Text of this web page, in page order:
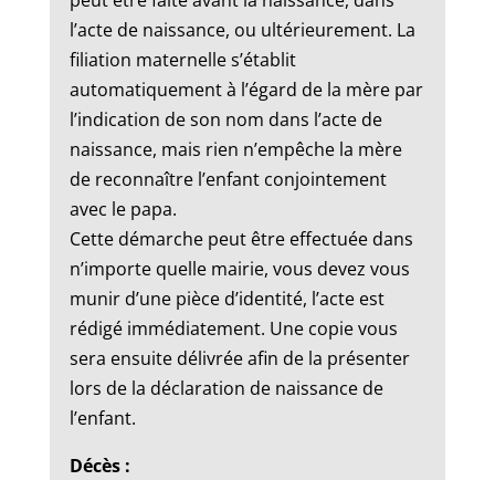
l’acte de naissance, ou ultérieurement. La
filiation maternelle s’établit
automatiquement à l’égard de la mère par
l’indication de son nom dans l’acte de
naissance, mais rien n’empêche la mère
de reconnaître l’enfant conjointement
avec le papa.
Cette démarche peut être effectuée dans
n’importe quelle mairie, vous devez vous
munir d’une pièce d’identité, l’acte est
rédigé immédiatement. Une copie vous
sera ensuite délivrée afin de la présenter
lors de la déclaration de naissance de
l’enfant.
Décès :